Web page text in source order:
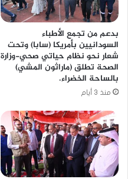
بدعم من تجمع الأطباء
السودانيين بأمريكا (سابا) وتحت
شعار نحو نظام حياتي صحي-وزارة
الصحة تطلق (ماراثون المشي)
بالساحة الخضراء.
منذ 3 أيام